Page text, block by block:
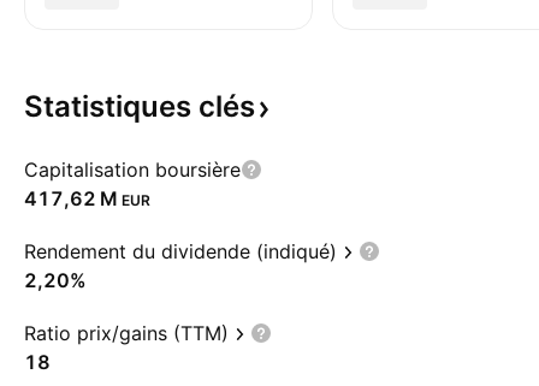
Statistiques clés
Capitalisation boursière
‪417,62 M‬ EUR
Rendement du dividende (indiqué)
2,20%
Ratio prix/gains (TTM)
18